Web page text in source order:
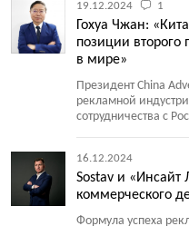
19.12.2024 1
Гохуа Чжан:
позиции второго
в мире»
Президент China
рекламной
сотрудничества с
16.12.2024
Sostav и
коммерческого
Формула успеха